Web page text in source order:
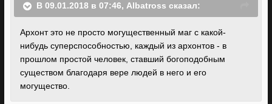
В 09.01.2018 в 07:46, Albatross сказал:
Архонт это не просто могущественный маг с какой-
нибудь суперспособностью, каждый из архонтов - в
прошлом простой человек, ставший богоподобным
существом благодаря вере людей в него и его
могущество.